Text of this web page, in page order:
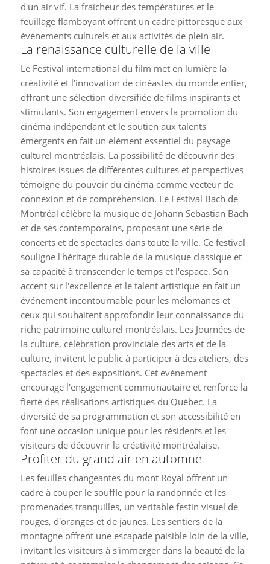
d'un air vif. La fraîcheur des températures et le
feuillage flamboyant offrent un cadre pittoresque aux
événements culturels et aux activités de plein air.
La renaissance culturelle de la ville
Le Festival international du film met en lumière la
créativité et l'innovation de cinéastes du monde entier,
offrant une sélection diversifiée de films inspirants et
stimulants. Son engagement envers la promotion du
cinéma indépendant et le soutien aux talents
émergents en fait un élément essentiel du paysage
culturel montréalais. La possibilité de découvrir des
histoires issues de différentes cultures et perspectives
témoigne du pouvoir du cinéma comme vecteur de
connexion et de compréhension. Le Festival Bach de
Montréal célèbre la musique de Johann Sebastian Bach
et de ses contemporains, proposant une série de
concerts et de spectacles dans toute la ville. Ce festival
souligne l'héritage durable de la musique classique et
sa capacité à transcender le temps et l'espace. Son
accent sur l'excellence et le talent artistique en fait un
événement incontournable pour les mélomanes et
ceux qui souhaitent approfondir leur connaissance du
riche patrimoine culturel montréalais. Les Journées de
la culture, célébration provinciale des arts et de la
culture, invitent le public à participer à des ateliers, des
spectacles et des expositions. Cet événement
encourage l'engagement communautaire et renforce la
fierté des réalisations artistiques du Québec. La
diversité de sa programmation et son accessibilité en
font une occasion unique pour les résidents et les
visiteurs de découvrir la créativité montréalaise.
Profiter du grand air en automne
Les feuilles changeantes du mont Royal offrent un
cadre à couper le souffle pour la randonnée et les
promenades tranquilles, un véritable festin visuel de
rouges, d'oranges et de jaunes. Les sentiers de la
montagne offrent une escapade paisible loin de la ville,
invitant les visiteurs à s'immerger dans la beauté de la